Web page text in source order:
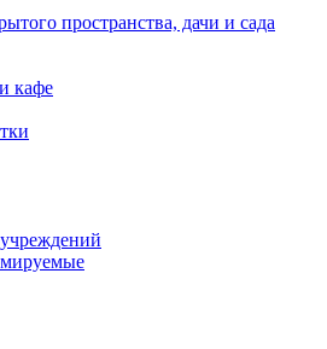
пространства, дачи и сада
кафе